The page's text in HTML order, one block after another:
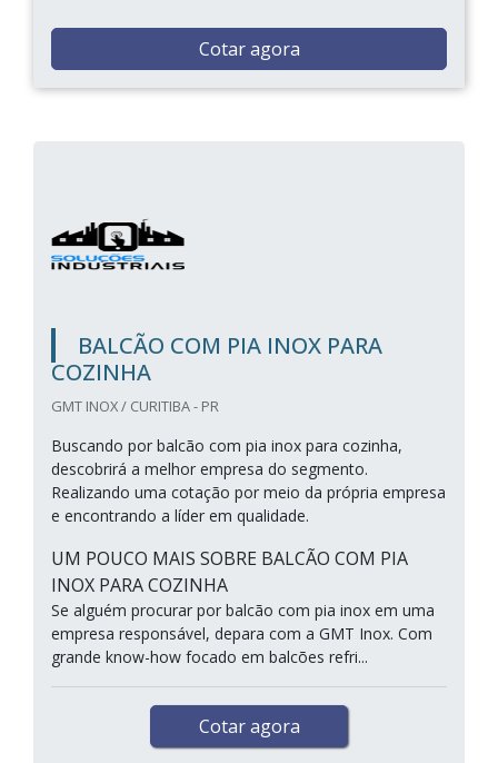
Cotar agora
BALCÃO COM PIA INOX PARA
COZINHA
GMT INOX / CURITIBA - PR
Buscando por balcão com pia inox para cozinha,
descobrirá a melhor empresa do segmento.
Realizando uma cotação por meio da própria empresa
e encontrando a líder em qualidade.
UM POUCO MAIS SOBRE BALCÃO COM PIA
INOX PARA COZINHA
Se alguém procurar por balcão com pia inox em uma
empresa responsável, depara com a GMT Inox. Com
grande know-how focado em balcões refri...
Cotar agora